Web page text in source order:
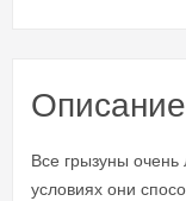
Все грызуны
условиях они